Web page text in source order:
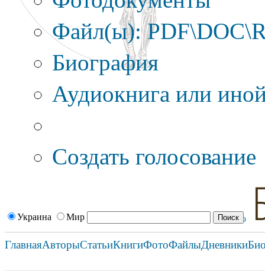
Файл(ы):
Биография
Аудиокнига или
Создать голосование
Украина Мир
ГлавнаяАвторыСтатьиКнигиФотоФайлыДневники